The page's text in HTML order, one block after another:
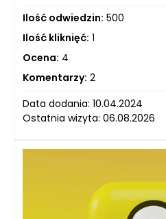
Ilość odwiedzin: 500
Ilość kliknięć: 1
Ocena: 4
Komentarzy: 2
Data dodania: 10.04.2024
Ostatnia wizyta: 06.08.2026